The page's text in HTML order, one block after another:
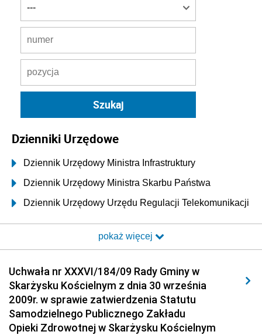
Dzienniki Urzędowe
Dziennik Urzędowy Ministra Infrastruktury
Dziennik Urzędowy Ministra Skarbu Państwa
Dziennik Urzędowy Urzędu Regulacji Telekomunikacji
Dziennik Urzędowy Ministra Transportu i Budownictwa
Elektronicznej
Dziennik Urzędowy Ministra Spraw Wewnętrznych i
Administracji
Dziennik Urzędowy Ministra Transportu
pokaż więcej
Uchwała nr XXXVI/184/09 Rady Gminy w
Skarżysku Kościelnym z dnia 30 września
2009r. w sprawie zatwierdzenia Statutu
Samodzielnego Publicznego Zakładu
Opieki Zdrowotnej w Skarżysku Kościelnym